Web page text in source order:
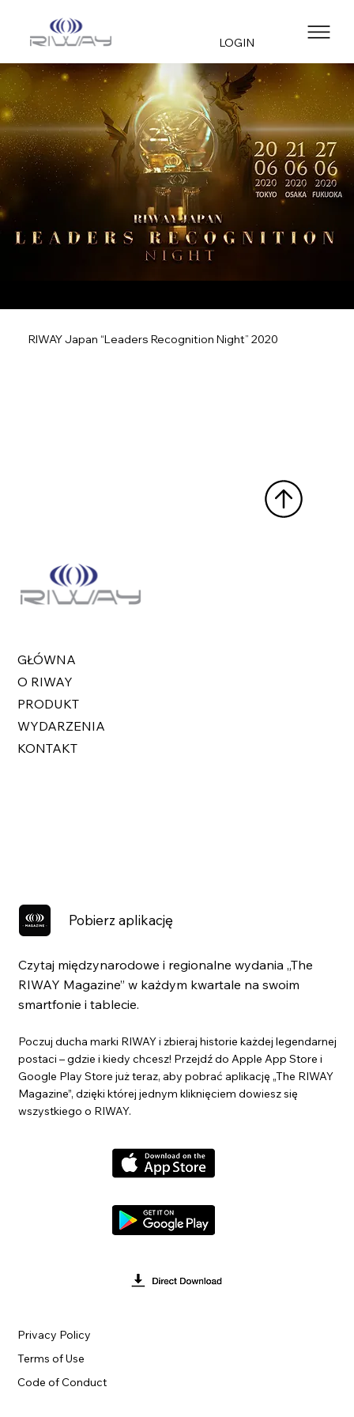
LOGIN
RIWAY Japan “Leaders Recognition Night” 2020
GŁÓWNA
O RIWAY
PRODUKT
WYDARZENIA
KONTAKT
Pobierz aplikację
Czytaj międzynarodowe i regionalne wydania „The
RIWAY Magazine” w każdym kwartale na swoim
smartfonie i tablecie.
Poczuj ducha marki RIWAY i zbieraj historie każdej legendarnej
postaci – gdzie i kiedy chcesz! Przejdź do Apple App Store i
Google Play Store już teraz, aby pobrać aplikację „The RIWAY
Magazine”, dzięki której jednym kliknięciem dowiesz się
wszystkiego o RIWAY.
Terms of Use
Privacy Policy
Code of Conduct